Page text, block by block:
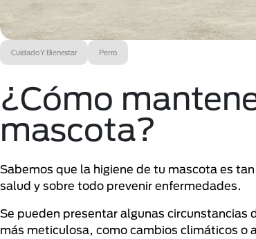
Cuidado Y Bienestar Perro
¿Cómo
mascota?
Sabemos que la higiene de tu mascota es
salud y sobre todo prevenir enfermedades.
Se pueden presentar algunas
más meticulosa, como cambios climáticos o